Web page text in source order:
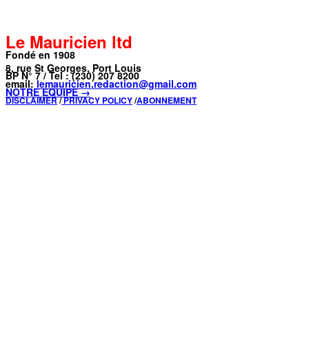
Le Mauricien ltd
Fondé en 1908
8, rue St Georges, Port Louis
BP N° 7 / Tel : (230) 207 8200
email: lemauricien.redaction@gmail.com
NOTRE ÉQUIPE →
DISCLAIMER/PRIVACY POLICY/ABONNEMENT